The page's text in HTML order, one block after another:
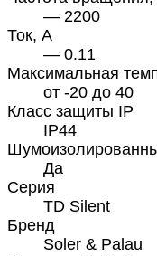
— 2200
Ток, А
— 0.11
Максимальная
от -20 до 40
Класс защиты IP
IP44
Да
Серия
TD Silent
Бренд
Soler & Palau